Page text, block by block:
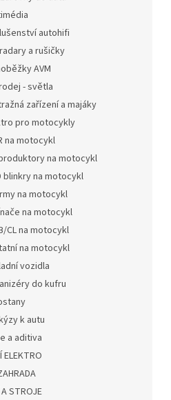
autohifi
a rušičky
AVM
- světla
zařízení a majáky
pro motocykly
na motocykl
na motocykl
blinkry na motocykl
na motocykl
na motocykl
CL na motocykl
na motocykl
vozidla
do kufru
k autu
a aditiva
ELEKTRO
STROJE